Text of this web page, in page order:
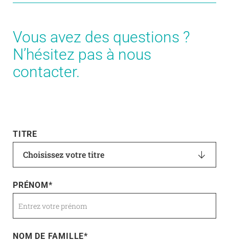
Vous avez des questions ?
N’hésitez pas à nous
contacter.
TITRE
Choisissez votre titre
PRÉNOM*
NOM DE FAMILLE*